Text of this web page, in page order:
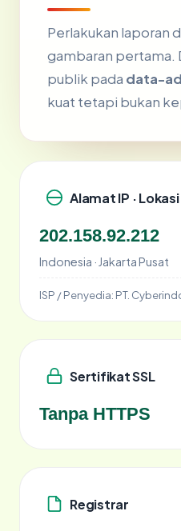
Perlakukan laporan
gambaran pertama.
publik pada data-
kuat tetapi bukan
Alamat IP ·
202.158.92.212
Indonesia · Jakarta Pusat
ISP / Penyedia: PT.
Sertifikat SSL
Tanpa HTTPS
Registrar